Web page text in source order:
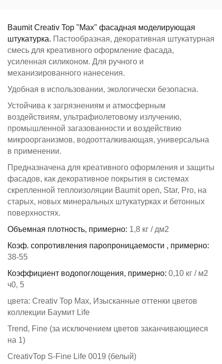
Baumit Creativ Top "Max" фасадная моделирующая
штукатурка. Пастообразная, декоративная штукатурная
смесь для креативного оформление фасада,
усиленная силиконом. Для ручного и
механизированного нанесения.
Удобная в использовании, экологически безопасна.
Устойчива к загрязнениям и атмосферным
воздействиям, ультрафиолетовому излучению,
промышленной загазованности и воздействию
микроорганизмов, водоотталкивающая, универсальна
в применении.
Предназначена для креативного оформления и защиты
фасадов, как декоративное покрытия в системах
скрепленной теплоизоляции Baumit open, Star, Pro, на
старых, новых минеральных штукатурках и бетонных
поверхностях.
Объемная плотность, примерно: 1,8 кг / дм2
Коэф. сопротивления паропроницаемости , примерно:
38-55
Коэффициент водопоглощения, примерно: 0,10 кг / м2
ч0, 5
цвета: Creativ Top Max, Изысканные оттенки цветов
коллекции Баумит Life
Trend, Fine (за исключением цветов заканчивающиеся
на 1)
CreativTop S-Fine Life 0019 (белый)